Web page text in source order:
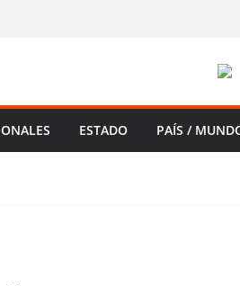
ESTADO PAÍS /